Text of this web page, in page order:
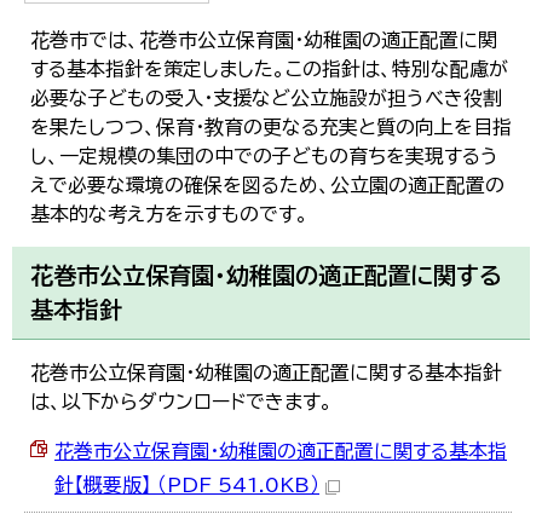
花巻市では、花巻市公立保育園・幼稚園の適正配置に関
する基本指針を策定しました。この指針は、特別な配慮が
必要な子どもの受入・支援など公立施設が担うべき役割
を果たしつつ、保育・教育の更なる充実と質の向上を目指
し、一定規模の集団の中での子どもの育ちを実現するう
えで必要な環境の確保を図るため、公立園の適正配置の
基本的な考え方を示すものです。
花巻市公立保育園・幼稚園の適正配置に関する
基本指針
花巻市公立保育園・幼稚園の適正配置に関する基本指針
は、以下からダウンロードできます。
花巻市公立保育園・幼稚園の適正配置に関する基本指
針【概要版】 （PDF 541.0KB）